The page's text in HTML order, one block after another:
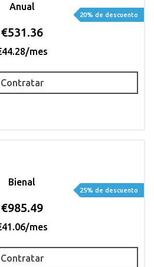
Anual
€531.36
mes
20% de descuento
Contratar
Bienal
€985.49
mes
25% de descuento
Contratar